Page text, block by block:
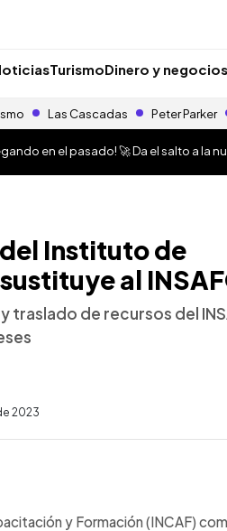
TurismoDinero y negocios
Las Cascadas Peter Parker
en el pasado! 🚀 Da el salto a la
Instituto de
al
traslado de recursos del
2023
y Formación (INCAF)